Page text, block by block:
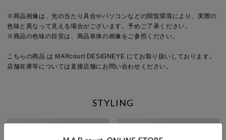
※商品画像は、光の当たり具合やパソコンなどの閲覧環境により、実際の
色味と異なって見える場合がございます。予めご了承ください。
※商品の色味の目安は、商品単体の画像をご参照ください。
こちらの商品 は MARcourt DESIGNEYE にてお取り扱いしております。
店舗在庫等については直接店舗にお問い合わせください。
STYLING